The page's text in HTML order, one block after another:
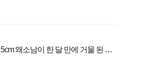
5cm 왜소남이 한 달 만에 거물 된 사